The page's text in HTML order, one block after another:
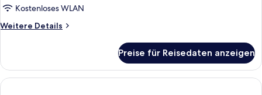
Kostenloses WLAN
Weitere Details
Weitere
Preise für Reisedaten anzeigen